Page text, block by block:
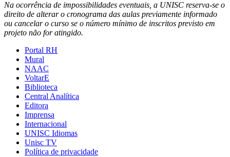
Na ocorrência de impossibilidades eventuais, a UNISC reserva-se o
direito de alterar o cronograma das aulas previamente informado
ou cancelar o curso se o número mínimo de inscritos previsto em
projeto não for atingido.
Portal RH
Mural
NAAC
VoltarE
Biblioteca
Central Analítica
Editora
Imprensa
Internacional
UNISC Idiomas
Unisc TV
Política de privacidade